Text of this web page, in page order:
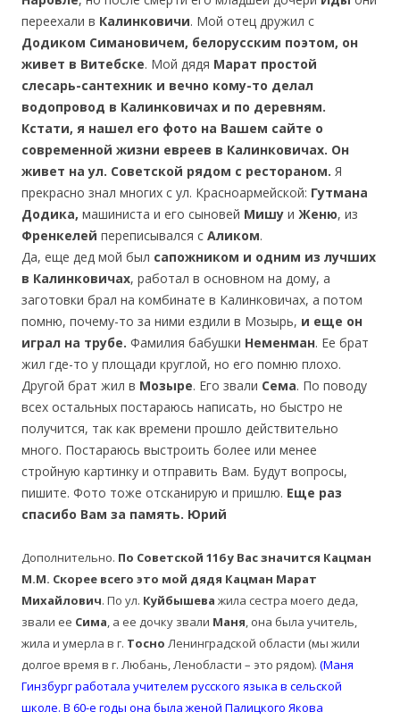
переехали в Калинковичи. Мой отец дружил с
Додиком Симановичем, белорусским поэтом, он
живет в Витебске. Мой дядя Марат простой
слесарь-сантехник и вечно кому-то делал
водопровод в Калинковичах и по деревням.
Кстати, я нашел его фото на Вашем сайте о
современной жизни евреев в Калинковичах. Он
живет на ул. Советской рядом с рестораном. Я
прекрасно знал многих с ул. Красноармейской: Гутмана
Додика, машиниста и его сыновей Мишу и Женю, из
Френкелей переписывался с Аликом.
Да, еще дед мой был сапожником и одним из лучших
в Калинковичах, работал в основном на дому, а
заготовки брал на комбинате в Калинковичах, а потом
помню, почему-то за ними ездили в Мозырь, и еще он
играл на трубе. Фамилия бабушки Неменман. Ее брат
жил где-то у площади круглой, но его помню плохо.
Другой брат жил в Мозыре. Его звали Сема. По поводу
всех остальных постараюсь написать, но быстро не
получится, так как времени прошло действительно
много. Постараюсь выстроить более или менее
стройную картинку и отправить Вам. Будут вопросы,
пишите. Фото тоже отсканирую и пришлю. Еще раз
спасибо Вам за память. Юрий
Дополнительно. По Советской 116 у Вас значится Кацман
М.М. Скорее всего это мой дядя Кацман Марат
Михайлович. По ул. Куйбышева жила сестра моего деда,
звали ее Сима, а ее дочку звали Маня, она была учитель,
жила и умерла в г. Тосно Ленинградской области (мы жили
долгое время в г. Любань, Ленобласти – это рядом). (Маня
Гинзбург работала учителем русского языка в сельской
школе. В 60-е годы она была женой Палицкого Якова